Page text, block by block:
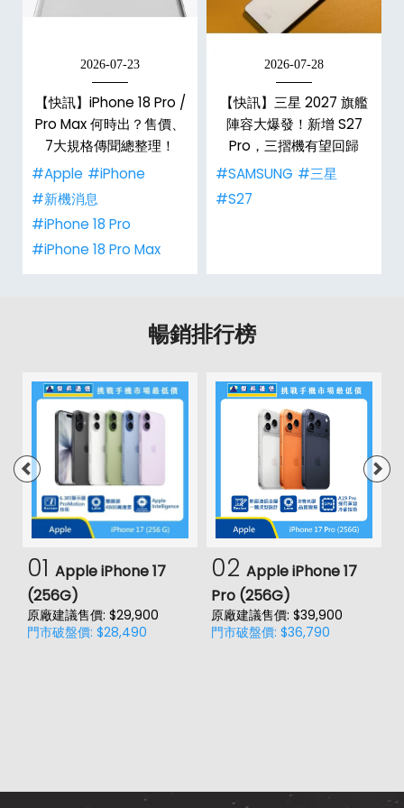
2026-07-23
【快訊】iPhone 18 Pro /
Pro Max 何時出？售價、
7大規格傳聞總整理！
#Apple #iPhone
#新機消息
#iPhone 18 Pro
#iPhone 18 Pro Max
2026-07-28
【快訊】三星 2027 旗艦
陣容大爆發！新增 S27
Pro，三摺機有望回歸
#SAMSUNG #三星
#S27
暢銷排行榜
01 Apple iPhone 17
(256G)
原廠建議售價: $29,900
門市破盤價: $28,490
02 Apple iPhone 17
Pro (256G)
原廠建議售價: $39,900
門市破盤價: $36,790